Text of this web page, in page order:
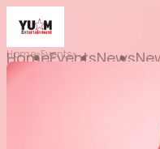
HomeEventsNews
Home Events